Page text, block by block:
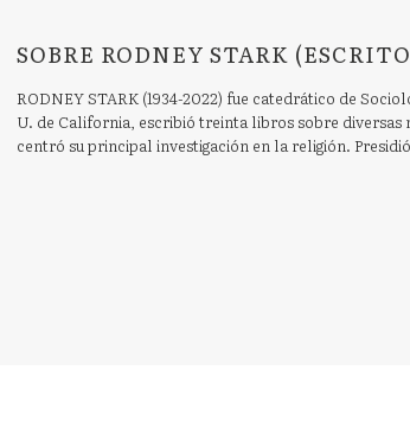
SOBRE RODNEY STARK
RODNEY STARK (1934-2022) fue catedrático de
U. de California, escribió treinta libros sobre diversas
centró su principal investigación en la religión.